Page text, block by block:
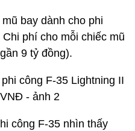
bay dành cho phi
phí cho mỗi chiếc mũ
9 tỷ đồng).
công F-35 nhìn thấy